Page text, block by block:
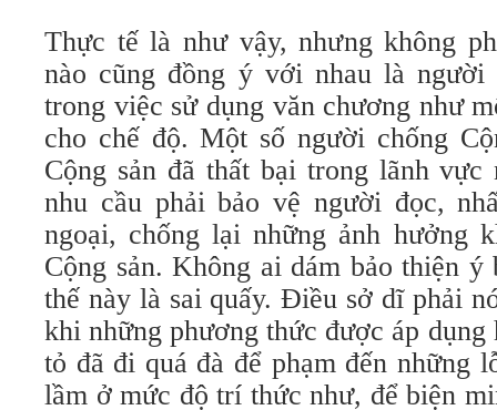
Thực tế là như vậy, nhưng không
nào cũng đồng ý với nhau là người
trong việc sử dụng văn chương như
cho chế độ. Một số người chống
Cộng sản đã thất bại trong lãnh vực
nhu cầu phải bảo vệ người đọc,
ngoại, chống lại những ảnh hưởng
Cộng sản. Không ai dám bảo thiện
thế này là sai quấy. Ðiều sở dĩ phải
khi những phương thức được áp dụng
tỏ đã đi quá đà để phạm đến những
lầm ở mức độ trí thức như, để biện